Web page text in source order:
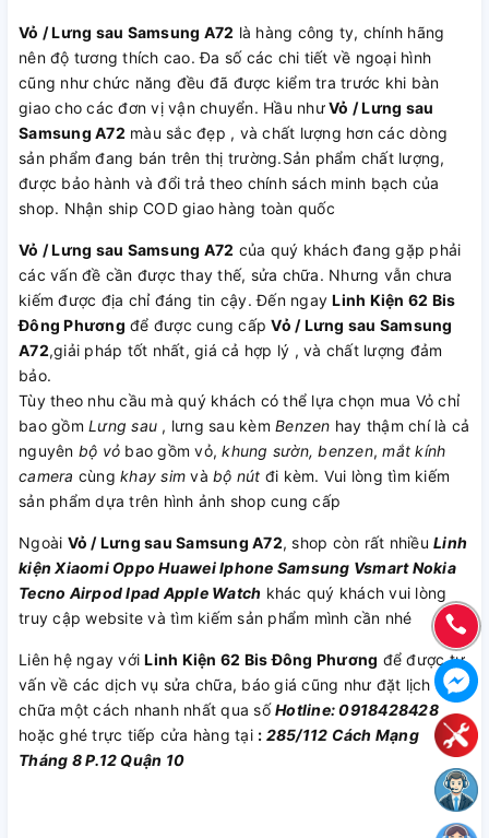
Vỏ / Lưng sau Samsung A72 là hàng công ty, chính hãng
nên độ tương thích cao. Đa số các chi tiết về ngoại hình
cũng như chức năng đều đã được kiểm tra trước khi bàn
giao cho các đơn vị vận chuyển. Hầu nhưVỏ / Lưng sau
Samsung A72 màu sắc đẹp , và chất lượng hơn các dòng
sản phẩm đang bán trên thị trường.Sản phẩm chất lượng,
được bảo hành và đổi trả theo chính sách minh bạch của
shop. Nhận ship COD giao hàng toàn quốc
Vỏ / Lưng sau Samsung A72 của quý khách đang gặp phải
các vấn đề cần được thay thế, sửa chữa. Nhưng vẫn chưa
kiếm được địa chỉ đáng tin cậy. Đến ngayLinh Kiện 62 Bis
Đông Phương để được cung cấpVỏ / Lưng sau Samsung
A72,giải pháp tốt nhất, giá cả hợp lý , và chất lượng đảm
bảo.
Tùy theo nhu cầu mà quý khách có thể lựa chọn mua Vỏ chỉ
bao gồm Lưng sau , lưng sau kèm Benzen hay thậm chí là cả
nguyên bộ vỏ bao gồm vỏ,khung sườn, benzen,mắt kính
camera cùng khay sim và bộ nút đi kèm. Vui lòng tìm kiếm
sản phẩm dựa trên hình ảnh shop cung cấp
Ngoài Vỏ / Lưng sau Samsung A72, shop còn rất nhiều Linh
kiệnXiaomi Oppo HuaweiIphone Samsung Vsmart Nokia
Tecno AirpodIpad Apple Watch khác quý khách vui lòng
truy cập website và tìm kiếm sản phẩm mình cần nhé
Liên hệ ngay vớiLinh Kiện 62 Bis Đông Phương để được tư
vấn về các dịch vụ sửa chữa, báo giá cũng như đặt lịch sửa
chữa một cách nhanh nhất qua sốHotline: 0918428428
hoặc ghé trực tiếp cửa hàng tại : 285/112 Cách Mạng
Tháng 8 P.12 Quận 10